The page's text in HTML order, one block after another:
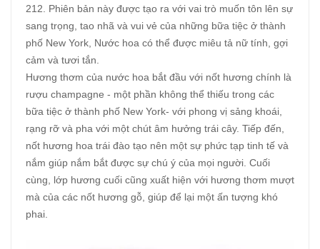
212. Phiên bản này được tạo ra với vai trò muốn tôn lên sự
sang trọng, tao nhã và vui vẻ của những bữa tiệc ở thành
phố New York, Nước hoa có thể được miêu tả nữ tính, gợi
cảm và tươi tắn.
Hương thơm của nước hoa bắt đầu với nốt hương chính là
rượu champagne - một phần không thể thiếu trong các
bữa tiệc ở thành phố New York- với phong vị sảng khoái,
rạng rỡ và pha với một chút âm hưởng trái cây. Tiếp đến,
nốt hương hoa trái đào tạo nên một sự phức tạp tinh tế và
nắm giúp nắm bắt được sự chú ý của mọi người. Cuối
cùng, lớp hương cuối cũng xuất hiện với hương thơm mượt
mà của các nốt hương gỗ, giúp để lại một ấn tượng khó
phai.